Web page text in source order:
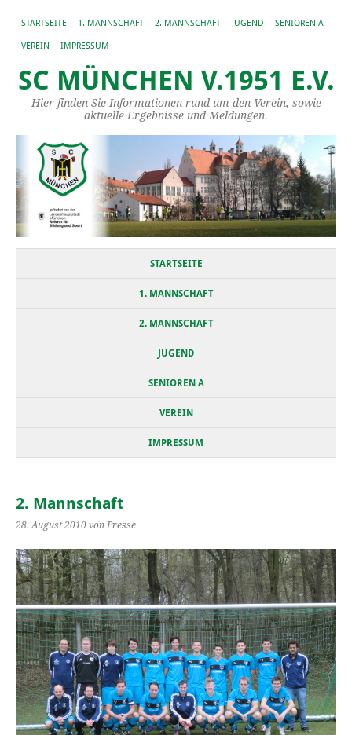
STARTSEITE 1. MANNSCHAFT 2. MANNSCHAFT JUGEND SENIOREN A
VEREIN IMPRESSUM
SC MÜNCHEN V.1951 E.V.
Hier finden Sie Informationen rund um den Verein, sowie
aktuelle Ergebnisse und Meldungen.
STARTSEITE
1. MANNSCHAFT
2. MANNSCHAFT
JUGEND
SENIOREN A
VEREIN
IMPRESSUM
2. Mannschaft
28. August 2010 von Presse